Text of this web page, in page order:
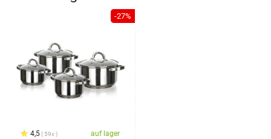
-27%
4,5 59x auf lager